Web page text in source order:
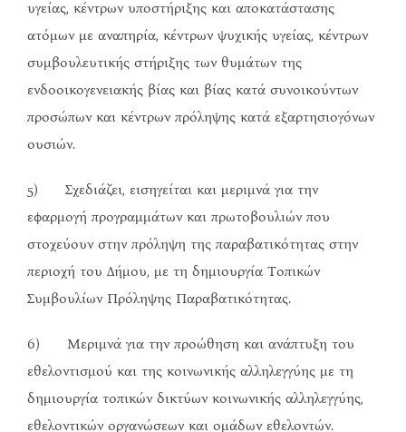
υγείας, κέντρων υποστήριξης και αποκατάστασης
ατόμων με αναπηρία, κέντρων ψυχικής υγείας, κέντρων
συμβουλευτικής στήριξης των θυμάτων της
ενδοοικογενειακής βίας και βίας κατά συνοικούντων
προσώπων και κέντρων πρόληψης κατά εξαρτησιογόνων
ουσιών.
5) Σχεδιάζει, εισηγείται και μεριμνά για την
εφαρμογή προγραμμάτων και πρωτοβουλιών που
στοχεύουν στην πρόληψη της παραβατικότητας στην
περιοχή του Δήμου, με τη δημιουργία Τοπικών
Συμβουλίων Πρόληψης Παραβατικότητας.
6) Μεριμνά για την προώθηση και ανάπτυξη του
εθελοντισμού και της κοινωνικής αλληλεγγύης με τη
δημιουργία τοπικών δικτύων κοινωνικής αλληλεγγύης,
εθελοντικών οργανώσεων και ομάδων εθελοντών.